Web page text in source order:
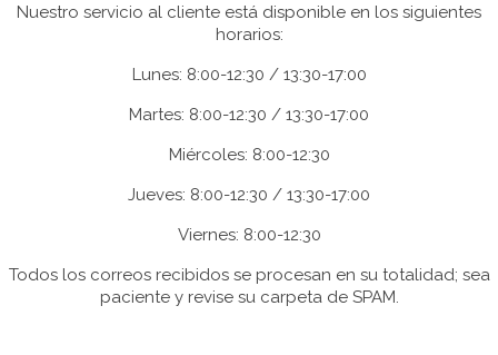
Nuestro servicio al cliente está disponible en los siguientes
horarios:
Lunes: 8:00-12:30 / 13:30-17:00
Martes: 8:00-12:30 / 13:30-17:00
Miércoles: 8:00-12:30
Jueves: 8:00-12:30 / 13:30-17:00
Viernes: 8:00-12:30
Todos los correos recibidos se procesan en su totalidad; sea
paciente y revise su carpeta de SPAM.